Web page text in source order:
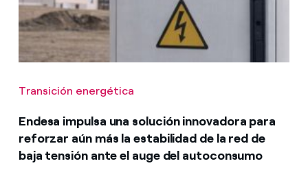
Transición energética
Endesa impulsa una solución innovadora para
reforzar aún más la estabilidad de la red de
baja tensión ante el auge del autoconsumo